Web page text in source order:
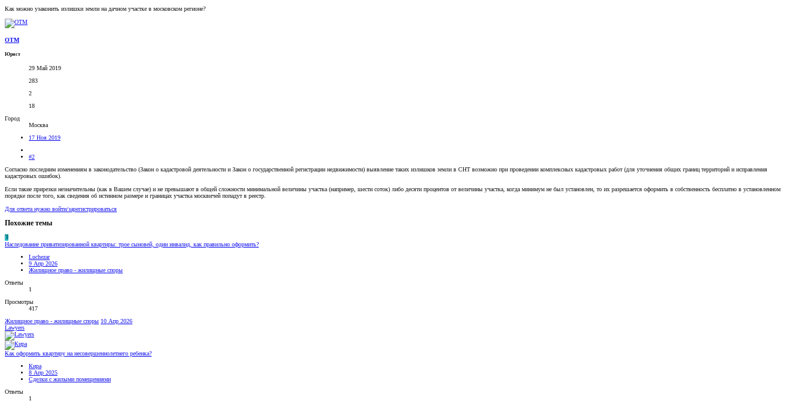
Как можно узаконить излишки земли на дачном участке в московском регионе?
OTM
Юрист
29 Май 2019
283
2
18
Город
Москва
17 Ноя 2019
#2
Согласно последним изменениям в законодательство (Закон о кадастровой деятельности и Закон о государственной регистрации недвижимости) выявление таких излишков земли в СНТ возможно при проведении комплексных кадастровых работ (для уточнения общих границ территорий и исправления
кадастровых ошибок).
Если такие прирезки незначительны (как в Вашем случае) и не превышают в общей сложности минимальной величины участка (например, шести соток) либо десяти процентов от величины участка, когда минимум не был установлен, то их разрешается оформить в собственность бесплатно в установленном
порядке после того, как сведения об истинном размере и границах участка москвичей попадут в реестр.
Для ответа нужно войти/зарегистрироваться
Похожие темы
L
Наследование приватизированной квартиры: трое сыновей, один инвалид, как правильно оформить?
Luchezar
9 Апр 2026
Жилищное право - жилищные споры
Ответы
1
Просмотры
417
Жилищное право - жилищные споры 10 Апр 2026
Lawyers
Как оформить квартиру на несовершеннолетнего ребенка?
Кира
8 Апр 2025
Сделки с жилыми помещениями
Ответы
1